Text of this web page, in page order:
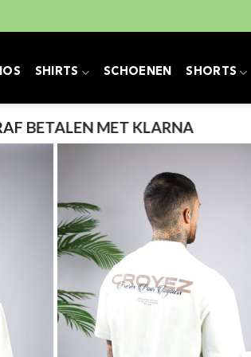
SHIRTS SCHOENEN SHORTS
BETALEN MET KLARNA